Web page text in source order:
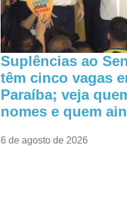
Suplências ao
têm cinco vagas
Paraíba; veja
nomes e quem
6 de agosto de 2026